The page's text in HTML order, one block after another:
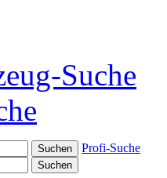
Suche
Profi-Suche